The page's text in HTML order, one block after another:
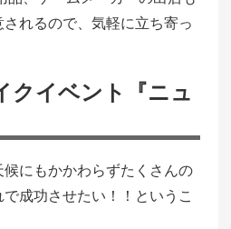
れるので、気軽に立ち寄っ
クイベント『ニュ
にもかかわらずたくさんの
成功させたい！！というこ